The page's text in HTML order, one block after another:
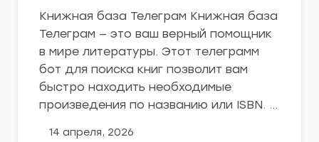
Книжная база Телеграм Книжная база
Телеграм — это ваш верный помощник
в мире литературы. Этот телеграмм
бот для поиска книг позволит вам
быстро находить необходимые
произведения по названию или ISBN. …
14 апреля, 2026